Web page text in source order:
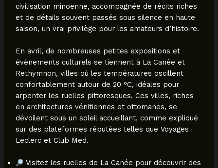
civilisation minoenne, accompagnée de récits riches
et de détails souvent passés sous silence en haute
saison, un vrai privilège pour les amateurs d’histoire.
En avril, de nombreuses petites expositions et
évènements culturels se tiennent à La Canée et
Rethymnon, villes où les températures oscillent
confortablement autour de 20 °C, idéales pour
arpenter les ruelles pittoresques. Ces villes, riches
en architectures vénitiennes et ottomanes, se
dévoilent sous un soleil accueillant, comme expliqué
sur des plateformes réputées telles que Voyages
Leclerc et Club Med.
Visitez les ruelles de La Canée pour découvrir des